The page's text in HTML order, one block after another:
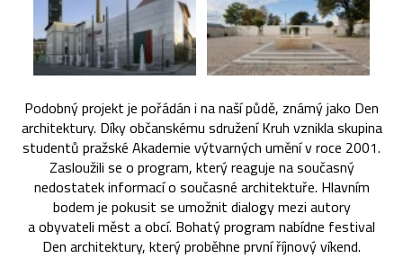
Podobný projekt je pořádán i na naší půdě, známý jako Den
architektury. Díky občanskému sdružení Kruh vznikla skupina
studentů pražské Akademie výtvarných umění v roce 2001.
Zasloužili se o program, který reaguje na současný
nedostatek informací o současné architektuře. Hlavním
bodem je pokusit se umožnit dialogy mezi autory
a obyvateli měst a obcí. Bohatý program nabídne festival
Den architektury, který proběhne první říjnový víkend.